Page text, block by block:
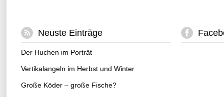
Neuste Einträge
Der Huchen im Porträt
Vertikalangeln im Herbst und Winter
Große Köder – große Fische?